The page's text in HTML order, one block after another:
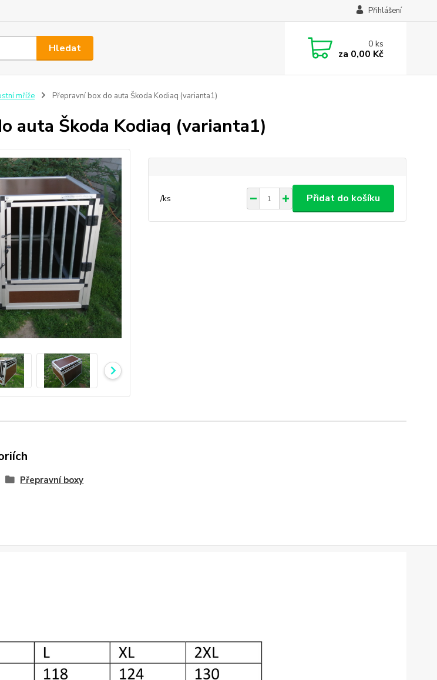
Přihlášení
Hledat 0ks
za 0,00 Kč
mříže Přepravní box do auta Škoda Kodiaq (varianta1)
auta Škoda Kodiaq (varianta1)
/ks Přidat do košíku
Přepravní boxy